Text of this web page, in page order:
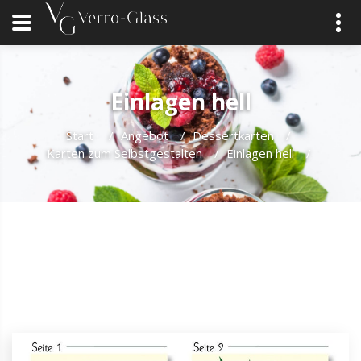
Einlagen hell
Start / Angebot / Dessertkarten
/
Karten zum Selbstgestalten
/ Einlagen hell /